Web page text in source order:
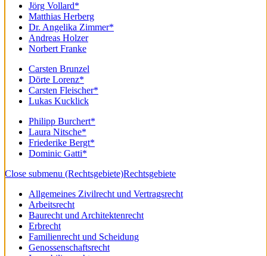
Jörg Vollard*
Matthias Herberg
Dr. Angelika Zimmer*
Andreas Holzer
Norbert Franke
Carsten Brunzel
Dörte Lorenz*
Carsten Fleischer*
Lukas Kucklick
Philipp Burchert*
Laura Nitsche*
Friederike Bergt*
Dominic Gatti*
Close submenu (Rechtsgebiete)Rechtsgebiete
Allgemeines Zivilrecht und Vertragsrecht
Arbeitsrecht
Baurecht und Architektenrecht
Erbrecht
Familienrecht und Scheidung
Genossenschaftsrecht